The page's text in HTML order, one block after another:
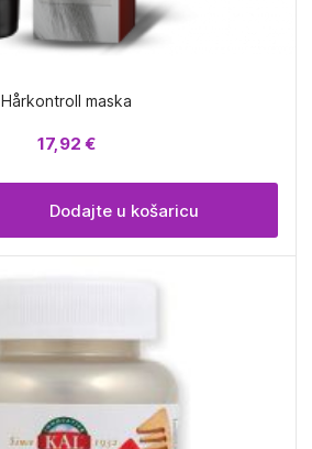
Hårkontroll maska
17,92 €
Dodajte u košaricu